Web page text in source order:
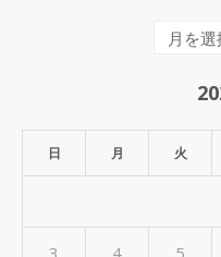
イ
日 月 火